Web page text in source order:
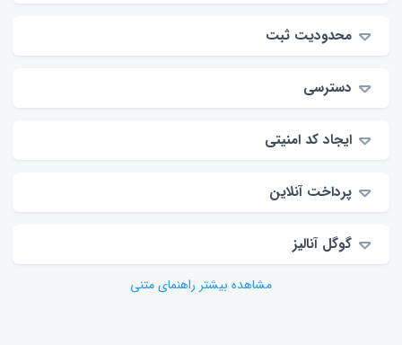
محدودیت ثبت
دسترسی
ایجاد کد امنیتی
پرداخت آنلاین
گوگل آنالیز
مشاهده بیشتر راهنمای متنی